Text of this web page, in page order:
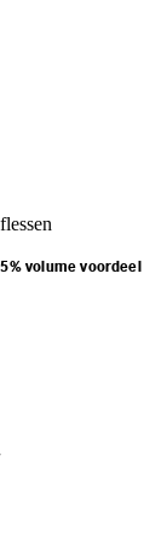
5% volume voordeel